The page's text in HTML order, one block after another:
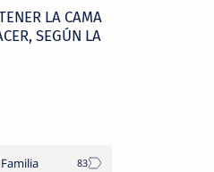
LA CAMA
SEGÚN LA
Familia